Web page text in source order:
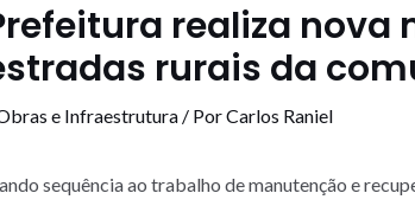
realiza nova
rurais da
e Infraestrutura / PorCarlos Raniel
sequência ao trabalho de manutenção e